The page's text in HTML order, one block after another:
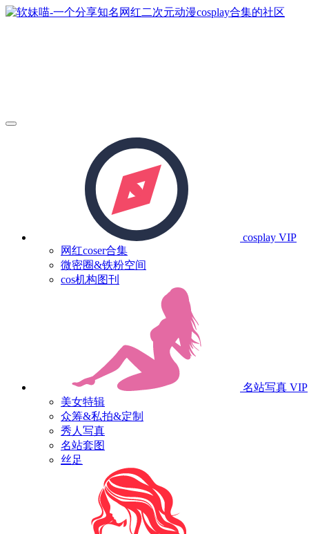
cosplay VIP
网红coser合集
微密圈&铁粉空间
cos机构图刊
名站写真 VIP
美女特辑
众筹&私拍&定制
秀人写真
名站套图
丝足